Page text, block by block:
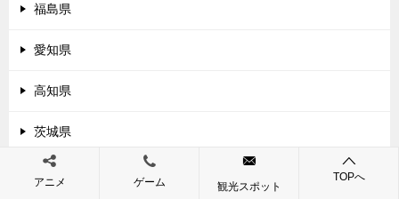
福島県
愛知県
高知県
茨城県
アニメ ゲーム 観光スポット
TOPへ